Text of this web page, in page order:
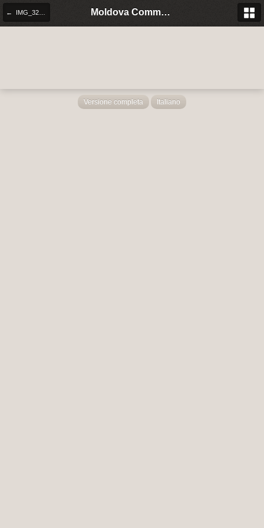
Moldova Community Italia
Versione completa Italiano